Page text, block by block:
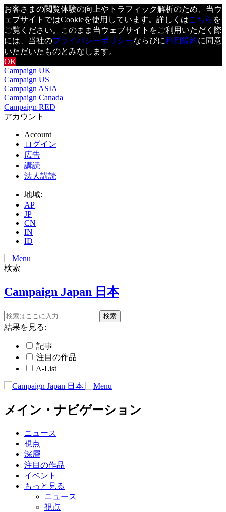
お客さまの閲覧体験の向上やトラフィック解析のため、当ウ
ェブサイトではCookieを使用しています。詳しくはこちら を
ご覧ください。このまま当ウェブサイトをご利用いただく際
には、当社のプライバシーポリシーならびに利用規約に同意
いただいたものとみなします。
OK
Campaign UK
Campaign US
Campaign ASIA
Campaign Canada
Campaign RED
アカウント
Account
ログイン
広告
講読
法人講読
地域:
AP
JP
CN
IN
ID
検索
Campaign Japan 日本
結果を見る:
記事
注目の作品
A-List
メイン・ナビゲーション
ニュース
視点
深層
注目の作品
イベント
もっと見る
ニュース
視点